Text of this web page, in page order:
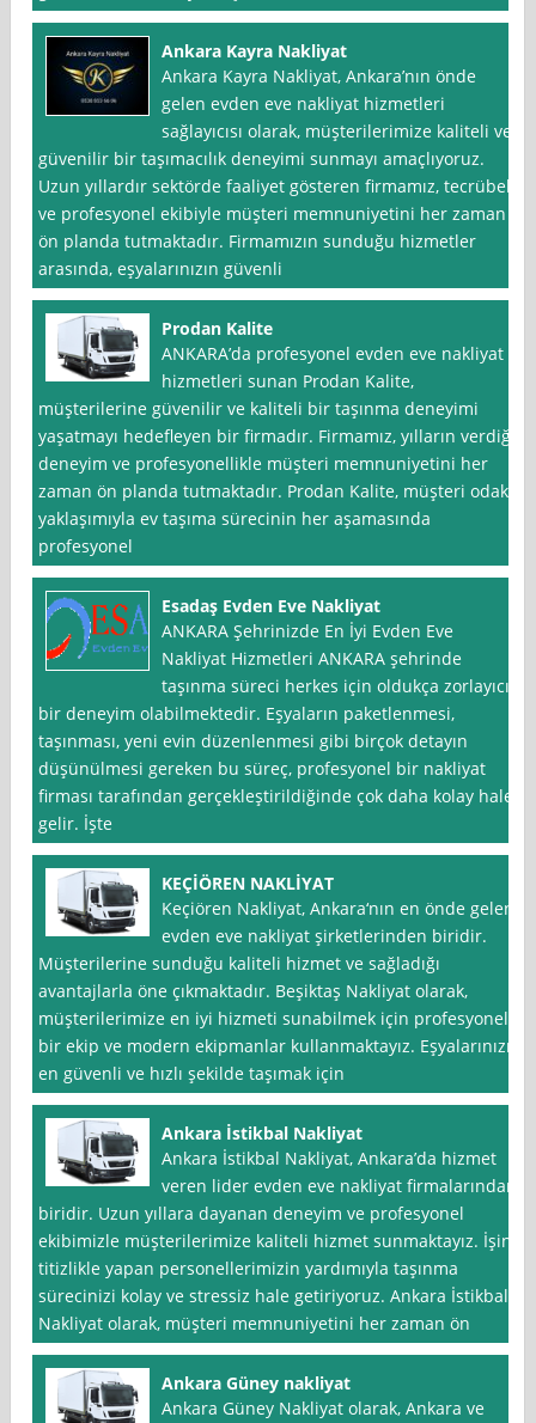
Ankara Kayra Nakliyat
Ankara Kayra Nakliyat, Ankara’nın önde
gelen evden eve nakliyat hizmetleri
sağlayıcısı olarak, müşterilerimize kaliteli ve
güvenilir bir taşımacılık deneyimi sunmayı amaçlıyoruz.
Uzun yıllardır sektörde faaliyet gösteren firmamız, tecrübeli
ve profesyonel ekibiyle müşteri memnuniyetini her zaman
ön planda tutmaktadır. Firmamızın sunduğu hizmetler
arasında, eşyalarınızın güvenli
Prodan Kalite
ANKARA’da profesyonel evden eve nakliyat
hizmetleri sunan Prodan Kalite,
müşterilerine güvenilir ve kaliteli bir taşınma deneyimi
yaşatmayı hedefleyen bir firmadır. Firmamız, yılların verdiği
deneyim ve profesyonellikle müşteri memnuniyetini her
zaman ön planda tutmaktadır. Prodan Kalite, müşteri odaklı
yaklaşımıyla ev taşıma sürecinin her aşamasında
profesyonel
Esadaş Evden Eve Nakliyat
ANKARA Şehrinizde En İyi Evden Eve
Nakliyat Hizmetleri ANKARA şehrinde
taşınma süreci herkes için oldukça zorlayıcı
bir deneyim olabilmektedir. Eşyaların paketlenmesi,
taşınması, yeni evin düzenlenmesi gibi birçok detayın
düşünülmesi gereken bu süreç, profesyonel bir nakliyat
firması tarafından gerçekleştirildiğinde çok daha kolay hale
gelir. İşte
KEÇİÖREN NAKLİYAT
Keçiören Nakliyat, Ankara‘nın en önde gelen
evden eve nakliyat şirketlerinden biridir.
Müşterilerine sunduğu kaliteli hizmet ve sağladığı
avantajlarla öne çıkmaktadır. Beşiktaş Nakliyat olarak,
müşterilerimize en iyi hizmeti sunabilmek için profesyonel
bir ekip ve modern ekipmanlar kullanmaktayız. Eşyalarınızı
en güvenli ve hızlı şekilde taşımak için
Ankara İstikbal Nakliyat
Ankara İstikbal Nakliyat, Ankara’da hizmet
veren lider evden eve nakliyat firmalarından
biridir. Uzun yıllara dayanan deneyim ve profesyonel
ekibimizle müşterilerimize kaliteli hizmet sunmaktayız. İşini
titizlikle yapan personellerimizin yardımıyla taşınma
sürecinizi kolay ve stressiz hale getiriyoruz. Ankara İstikbal
Nakliyat olarak, müşteri memnuniyetini her zaman ön
Ankara Güney nakliyat
Ankara Güney Nakliyat olarak, Ankara ve